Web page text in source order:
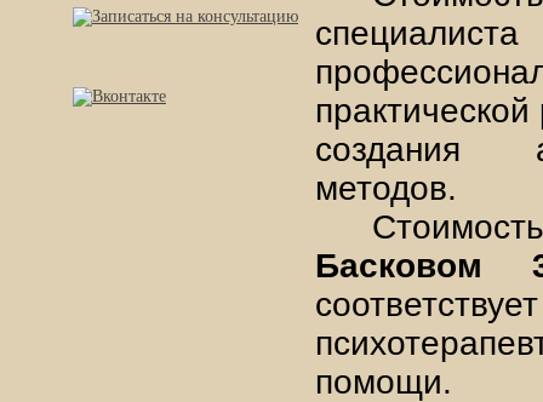
создания
методов.
Басковом
помощи.